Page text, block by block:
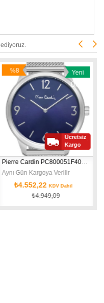
Pierre Cardin PC800051F404 Erkek Kol Saati
Gün Kargoya Verilir
₺4.552,22KDV Dahil
₺4.949,09
%8
İndirim
Ücretsiz
Kargo
Yeni
Ürün